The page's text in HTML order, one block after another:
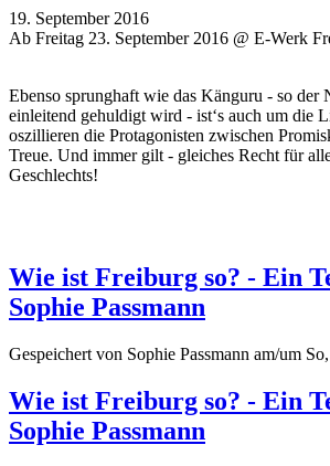
19. September 2016
Ab Freitag 23. September 2016 @ E-Werk
Ebenso sprunghaft wie das Känguru - so der
einleitend gehuldigt wird - ist‘s auch um die
oszillieren die Protagonisten zwischen
Treue. Und immer gilt - gleiches Recht für
Geschlechts!
Wie ist Freiburg so? - Ein
Sophie Passmann
Gespeichert von Sophie Passmann am/um
Wie ist Freiburg so? - Ein
Sophie Passmann